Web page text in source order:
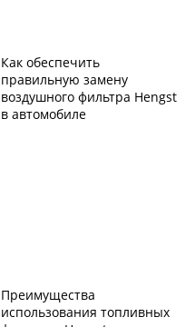
Как обеспечить
правильную замену
воздушного фильтра Hengst
в автомобиле
Преимущества
использования топливных